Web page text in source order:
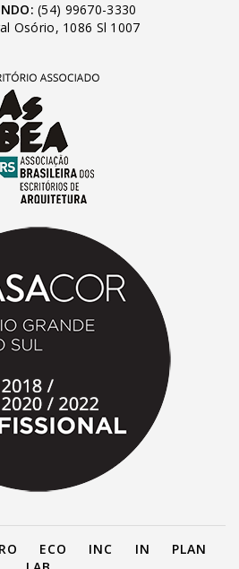
(54) 99670-3330
Osório, 1086 Sl 1007
ECO INC IN
PLAN